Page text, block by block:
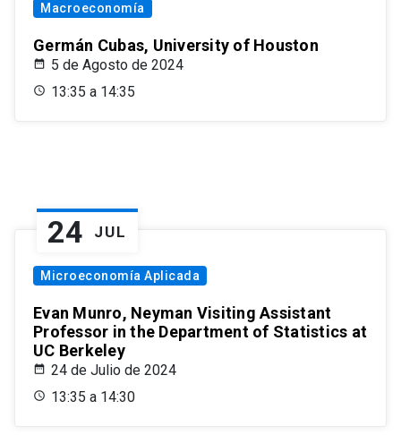
Macroeconomía
Germán Cubas, University of Houston
5 de Agosto de 2024
13:35 a 14:35
24 JUL
Microeconomía Aplicada
Evan Munro, Neyman Visiting Assistant
Professor in the Department of Statistics at
UC Berkeley
24 de Julio de 2024
13:35 a 14:30